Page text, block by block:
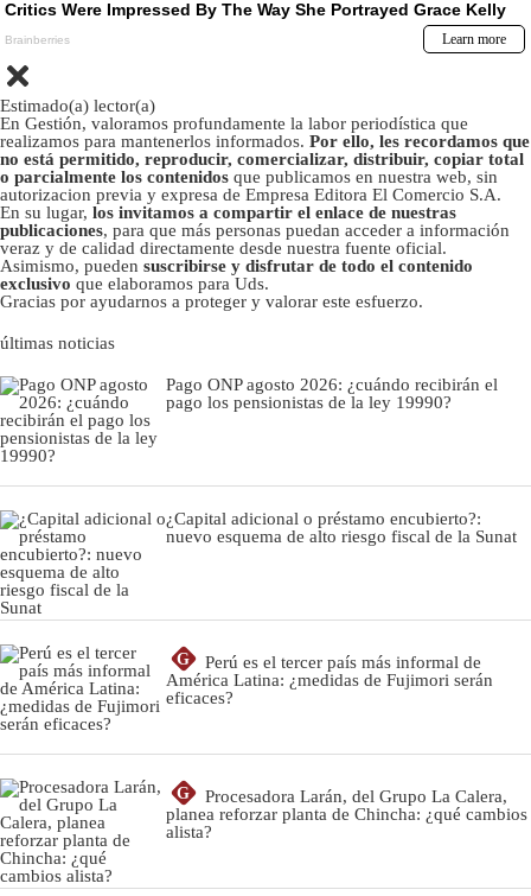
Estimado(a) lector(a)
En Gestión, valoramos profundamente la labor periodística que
realizamos para mantenerlos informados. Por ello, les recordamos que
no está permitido, reproducir, comercializar, distribuir, copiar total
o parcialmente los contenidos que publicamos en nuestra web, sin
autorizacion previa y expresa de Empresa Editora El Comercio S.A.
En su lugar, los invitamos a compartir el enlace de nuestras
publicaciones, para que más personas puedan acceder a información
veraz y de calidad directamente desde nuestra fuente oficial.
Asimismo, pueden suscribirse y disfrutar de todo el contenido
exclusivo que elaboramos para Uds.
Gracias por ayudarnos a proteger y valorar este esfuerzo.
últimas noticias
Pago ONP agosto 2026: ¿cuándo recibirán el
pago los pensionistas de la ley 19990?
¿Capital adicional o préstamo encubierto?:
nuevo esquema de alto riesgo fiscal de la Sunat
G
Perú es el tercer país más informal de
América Latina: ¿medidas de Fujimori serán
eficaces?
G
Procesadora Larán, del Grupo La Calera,
planea reforzar planta de Chincha: ¿qué cambios
alista?